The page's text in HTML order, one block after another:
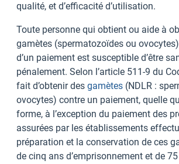
qualité, et d’efficacité d’utilisation.
Toute personne qui obtient ou aide à
gamètes (spermatozoïdes ou
d’un paiement est susceptible d’être
pénalement. Selon l’article 511-9 du
fait d’obtenir des gamètes (NDLR :
ovocytes) contre un paiement, quelle
forme, à l’exception du paiement des
assurées par les établissements
préparation et la conservation de ces
de cinq ans d’emprisonnement et de